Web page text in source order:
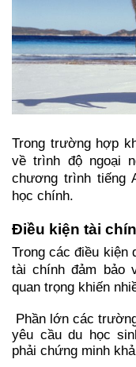
Trong trường hợp
về trình độ ngoại
chương trình tiếng
học chính.
Điều kiện tài
Trong các điều kiện
tài chính đảm bảo
quan trọng khiến
Phần lớn các
yêu cầu du học
phải chứng minh